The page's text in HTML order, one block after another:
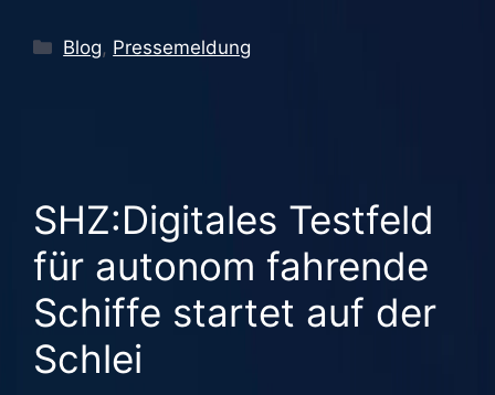
Kategorien
Blog, Pressemeldung
SHZ:Digitales Testfeld
für autonom fahrende
Schiffe startet auf der
Schlei